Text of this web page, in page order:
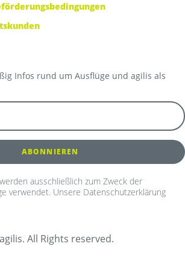
Infos rund um Ausflüge und agilis als
ausschließlich zum Zweck der
verwendet. Unsere Datenschutzerklärung
All Rights reserved.